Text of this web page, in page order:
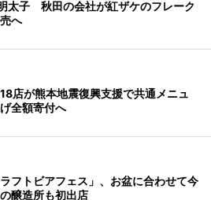
太子 秋田の会社が紅ザケのフレーク
へ
店が熊本地震復興支援で共通メニュ
全額寄付へ
フトビアフェス」、お盆に合わせて今
醸造所も初出店